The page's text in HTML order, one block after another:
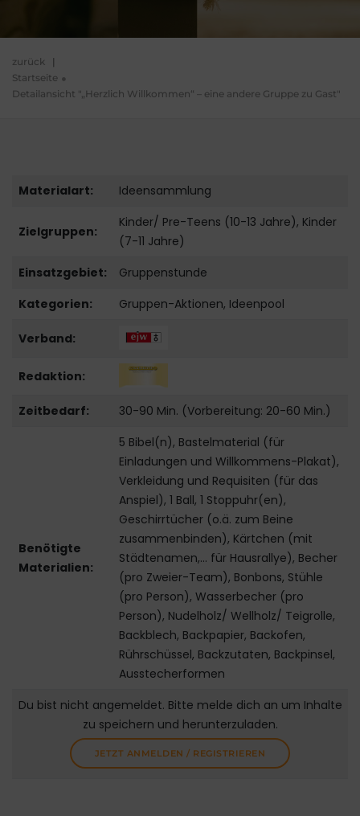
zurück |
Startseite
Detailansicht "„Herzlich Willkommen“ – eine andere Gruppe zu Gast"
Materialart: Ideensammlung
Zielgruppen:
Kinder/ Pre-Teens (10-13 Jahre), Kinder
(7-11 Jahre)
Einsatzgebiet:
Gruppenstunde
Kategorien:
Gruppen-Aktionen, Ideenpool
Verband:
Redaktion:
Zeitbedarf: 30-90 Min. (Vorbereitung: 20-60 Min.)
Benötigte
Materialien:
5 Bibel(n), Bastelmaterial (für
Einladungen und Willkommens-Plakat),
Verkleidung und Requisiten (für das
Anspiel), 1 Ball, 1 Stoppuhr(en),
Geschirrtücher (o.ä. zum Beine
zusammenbinden), Kärtchen (mit
Städtenamen,... für Hausrallye), Becher
(pro Zweier-Team), Bonbons, Stühle
(pro Person), Wasserbecher (pro
Person), Nudelholz/ Wellholz/ Teigrolle,
Backblech, Backpapier, Backofen,
Rührschüssel, Backzutaten, Backpinsel,
Ausstecherformen
Du bist nicht angemeldet. Bitte melde dich an um Inhalte
zu speichern und herunterzuladen.
JETZT ANMELDEN / REGISTRIEREN